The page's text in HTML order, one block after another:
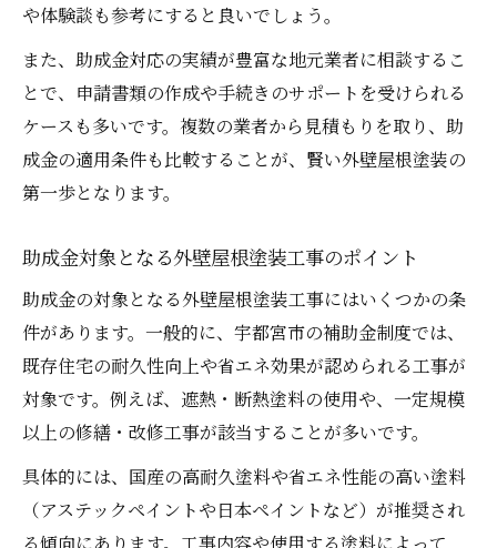
や体験談も参考にすると良いでしょう。
また、助成金対応の実績が豊富な地元業者に相談するこ
とで、申請書類の作成や手続きのサポートを受けられる
ケースも多いです。複数の業者から見積もりを取り、助
成金の適用条件も比較することが、賢い外壁屋根塗装の
第一歩となります。
助成金対象となる外壁屋根塗装工事のポイント
助成金の対象となる外壁屋根塗装工事にはいくつかの条
件があります。一般的に、宇都宮市の補助金制度では、
既存住宅の耐久性向上や省エネ効果が認められる工事が
対象です。例えば、遮熱・断熱塗料の使用や、一定規模
以上の修繕・改修工事が該当することが多いです。
具体的には、国産の高耐久塗料や省エネ性能の高い塗料
（アステックペイントや日本ペイントなど）が推奨され
る傾向にあります。工事内容や使用する塗料によって